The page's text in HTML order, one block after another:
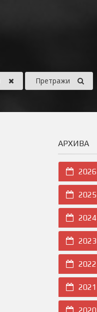
Претражи
АРХИВА
2026
2025
2024
2023
2022
2021